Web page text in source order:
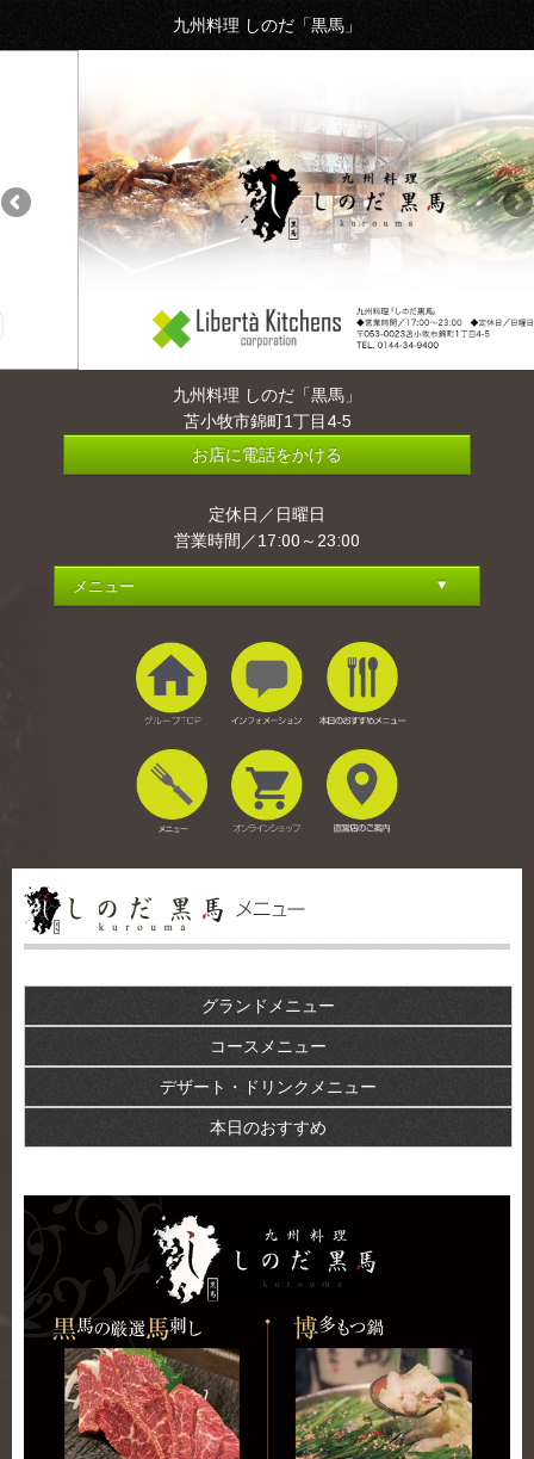
九州料理 しのだ「黒馬」
九州料理 しのだ「黒馬」
苫小牧市錦町1丁目4-5
お店に電話をかける
定休日／日曜日
営業時間／17:00～23:00
グランドメニュー
コースメニュー
デザート・ドリンクメニュー
本日のおすすめ